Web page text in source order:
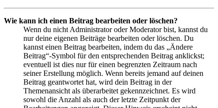
Wie kann ich einen Beitrag bearbeiten oder löschen?
Wenn du nicht Administrator oder Moderator bist, kannst du
nur deine eigenen Beiträge bearbeiten oder löschen. Du
kannst einen Beitrag bearbeiten, indem du das „Ändere
Beitrag“-Symbol für den entsprechenden Beitrag anklickst;
eventuell ist dies nur für einen begrenzten Zeitraum nach
seiner Erstellung möglich. Wenn bereits jemand auf deinen
Beitrag geantwortet hat, wird dein Beitrag in der
Themenansicht als überarbeitet gekennzeichnet. Es wird
sowohl die Anzahl als auch der letzte Zeitpunkt der